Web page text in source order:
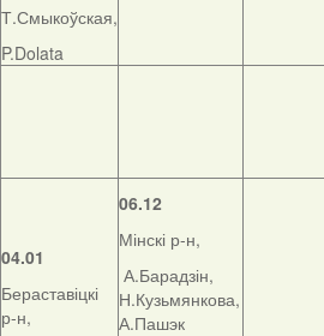
Т.Смыкоўская,
P.Dolata
04.01
Бераставіцкі
р-н,
06.12
Мінскі р-н,
А.Барадзін,
Н.Кузьмянкова,
А.Пашэк